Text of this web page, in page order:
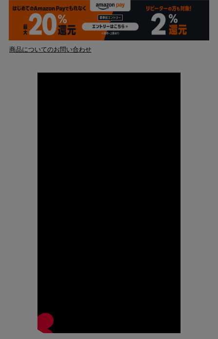
商品についてのお問い合わせ